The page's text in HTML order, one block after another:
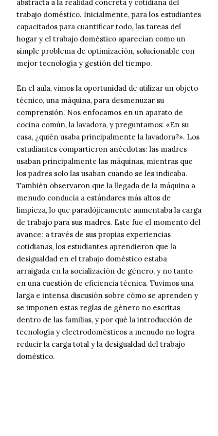
abstracta a la realidad concreta y cotidiana del
trabajo doméstico. Inicialmente, para los estudiantes
capacitados para cuantificar todo, las tareas del
hogar y el trabajo doméstico aparecían como un
simple problema de optimización, solucionable con
mejor tecnología y gestión del tiempo.
En el aula, vimos la oportunidad de utilizar un objeto
técnico, una máquina, para desmenuzar su
comprensión. Nos enfocamos en un aparato de
cocina común, la lavadora, y preguntamos: «En su
casa, ¿quién usaba principalmente la lavadora?». Los
estudiantes compartieron anécdotas: las madres
usaban principalmente las máquinas, mientras que
los padres solo las usaban cuando se les indicaba.
También observaron que la llegada de la máquina a
menudo conducía a estándares más altos de
limpieza, lo que paradójicamente aumentaba la carga
de trabajo para sus madres. Este fue el momento del
avance: a través de sus propias experiencias
cotidianas, los estudiantes aprendieron que la
desigualdad en el trabajo doméstico estaba
arraigada en la socialización de género, y no tanto
en una cuestión de eficiencia técnica. Tuvimos una
larga e intensa discusión sobre cómo se aprenden y
se imponen estas reglas de género no escritas
dentro de las familias, y por qué la introducción de
tecnología y electrodomésticos a menudo no logra
reducir la carga total y la desigualdad del trabajo
doméstico.